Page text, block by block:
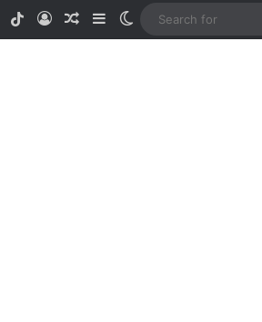
TikTokLog InRandom Article
SidebarSwitch skin